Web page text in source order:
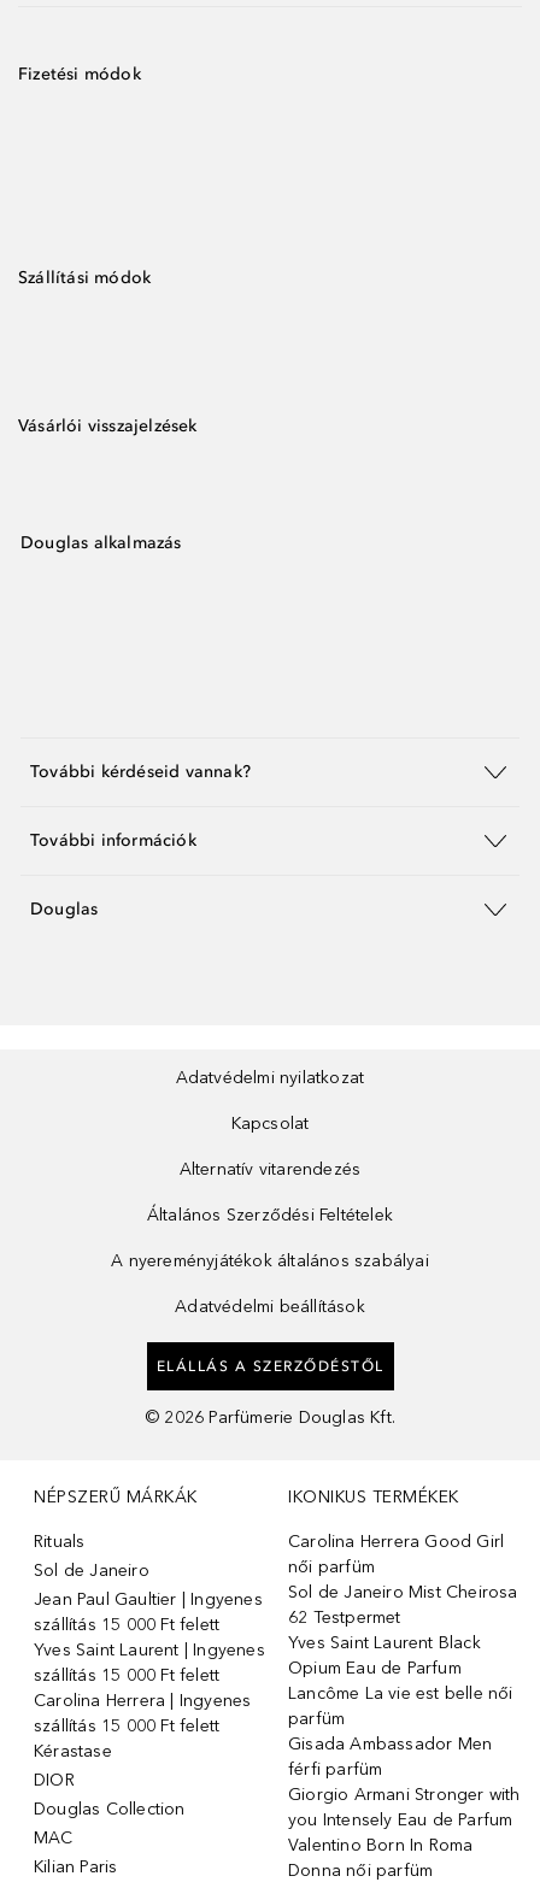
Fizetési módok
Szállítási módok
Vásárlói visszajelzések
Douglas alkalmazás
További kérdéseid vannak?
További információk
Douglas
Adatvédelmi nyilatkozat
Kapcsolat
Alternatív vitarendezés
Általános Szerződési Feltételek
A nyereményjátékok általános szabályai
Adatvédelmi beállítások
ELÁLLÁS A SZERZŐDÉSTŐL
© 2026 Parfümerie Douglas Kft.
NÉPSZERŰ MÁRKÁK
Rituals
Sol de Janeiro
Jean Paul Gaultier | Ingyenes
szállítás 15 000 Ft felett
Yves Saint Laurent | Ingyenes
szállítás 15 000 Ft felett
Carolina Herrera | Ingyenes
szállítás 15 000 Ft felett
Kérastase
DIOR
Douglas Collection
MAC
Kilian Paris
IKONIKUS TERMÉKEK
Carolina Herrera Good Girl
női parfüm
Sol de Janeiro Mist Cheirosa
62 Testpermet
Yves Saint Laurent Black
Opium Eau de Parfum
Lancôme La vie est belle női
parfüm
Gisada Ambassador Men
férfi parfüm
Giorgio Armani Stronger with
you Intensely Eau de Parfum
Valentino Born In Roma
Donna női parfüm